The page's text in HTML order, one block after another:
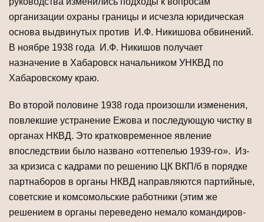
организации охраны границы и исчезла юридическая
основа выдвинутых против И.Ф. Никишова обвинений.
В ноябре 1938 года И.Ф. Никишов получает
назначение в Хабаровск начальником УНКВД по
Хабаровскому краю.
Во второй половине 1938 года произошли изменения,
повлекшие устранение Ежова и последующую чистку в
органах НКВД. Это кратковременное явление
впоследствии было названо «оттепелью 1939-го». Из-
за кризиса с кадрами по решению ЦК ВКП/б в порядке
партнаборов в органы НКВД направляются партийные,
советские и комсомольские работники (этим же
решением в органы переведено немало командиров-